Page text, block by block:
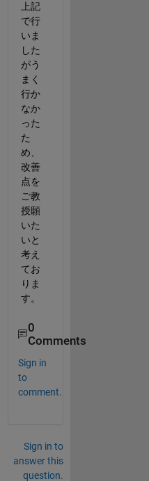
上記
で行
いま
した
がう
まく
行か
なか
った
た
め、
改善
点を
ご教
授願
いた
いと
考え
てお
りま
す。
0
Comments
Sign in
to
comment.
Sign in to
answer this
question.